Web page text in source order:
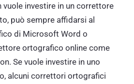
vuole investire in un correttore
può sempre affidarsi al
di Microsoft Word o
ortografico online come
Se vuole investire in uno
alcuni correttori ortografici